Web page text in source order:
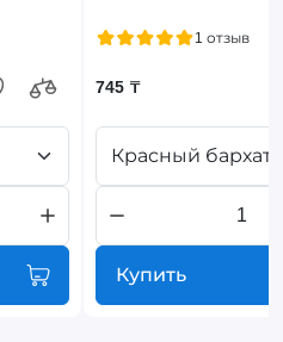
1 отзыв
745 ₸
Красный бархат
Купить